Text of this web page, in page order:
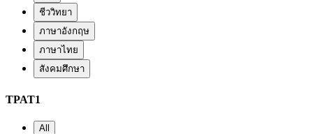
ชีววิทยา
ภาษาอังกฤษ
ภาษาไทย
สังคมศึกษา
TPAT1
All